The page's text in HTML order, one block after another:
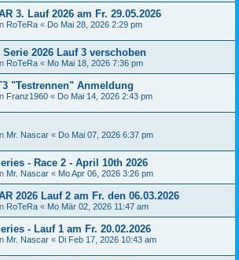
3. Lauf 2026 am Fr. 29.05.2026
RoTeRa « Do Mai 28, 2026 2:29 pm
Serie 2026 Lauf 3 verschoben
RoTeRa « Mo Mai 18, 2026 7:36 pm
"Testrennen" Anmeldung
Franz1960 « Do Mai 14, 2026 2:43 pm
Mr. Nascar « Do Mai 07, 2026 6:37 pm
- Race 2 - April 10th 2026
Mr. Nascar « Mo Apr 06, 2026 3:26 pm
2026 Lauf 2 am Fr. den 06.03.2026
RoTeRa « Mo Mär 02, 2026 11:47 am
- Lauf 1 am Fr. 20.02.2026
Mr. Nascar « Di Feb 17, 2026 10:43 am